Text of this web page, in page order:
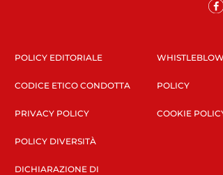
POLICY EDITORIALE
CODICE ETICO CONDOTTA
PRIVACY POLICY
POLICY DIVERSITÀ
DICHIARAZIONE DI
POLICY
COOKIE